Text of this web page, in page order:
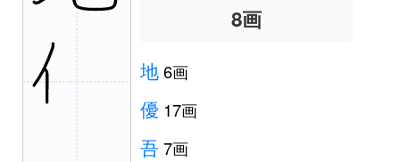
9画
地6画
優 17画
吾7画